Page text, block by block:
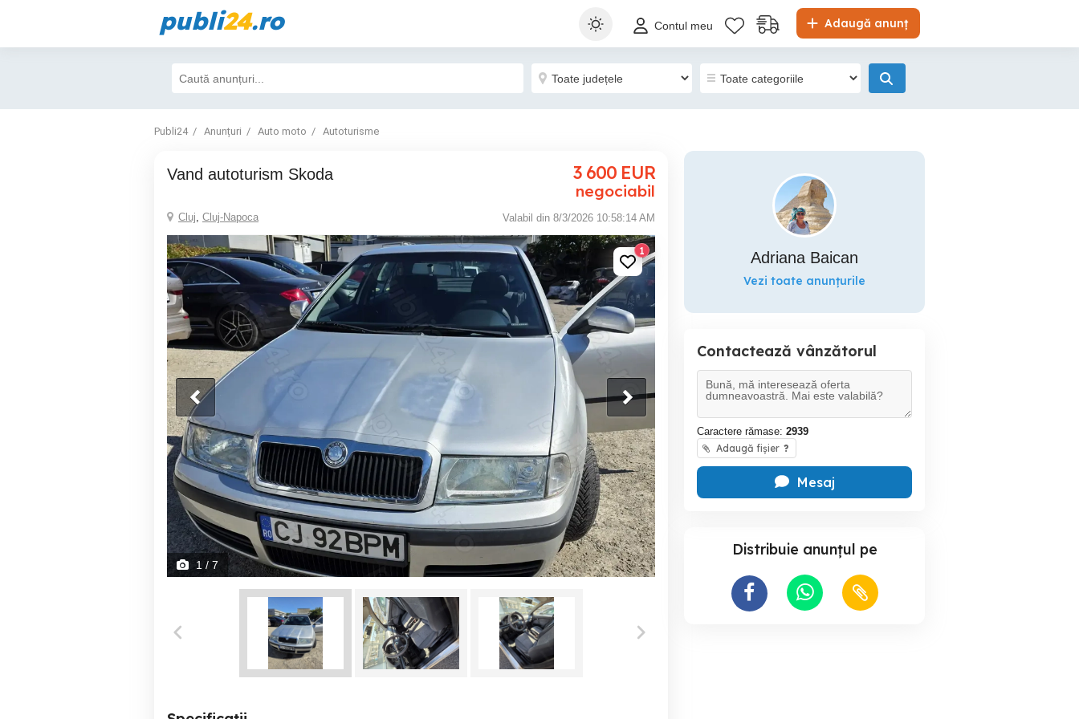
publi24.ro Adaugă anunț
Contul meu
Publi24 Anunțuri Auto moto Autoturisme
Vand autoturism Skoda 3 600 EUR
negociabil
Cluj, Cluj-Napoca Valabil din 8/3/2026 10:58:14 AM
1
1 / 7
Adriana Baican
Vezi toate anunțurile
Contactează vânzătorul
Caractere rămase: 2939
Adaugă fișier ?
Mesaj
Distribuie anunțul pe